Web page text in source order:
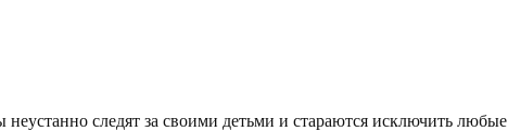
следят за своими детьми и стараются исключить любые